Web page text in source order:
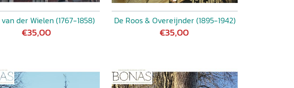
der Wielen (1767-1858)
€35,00
De Roos & Overeijnder (1895-1942)
€35,00